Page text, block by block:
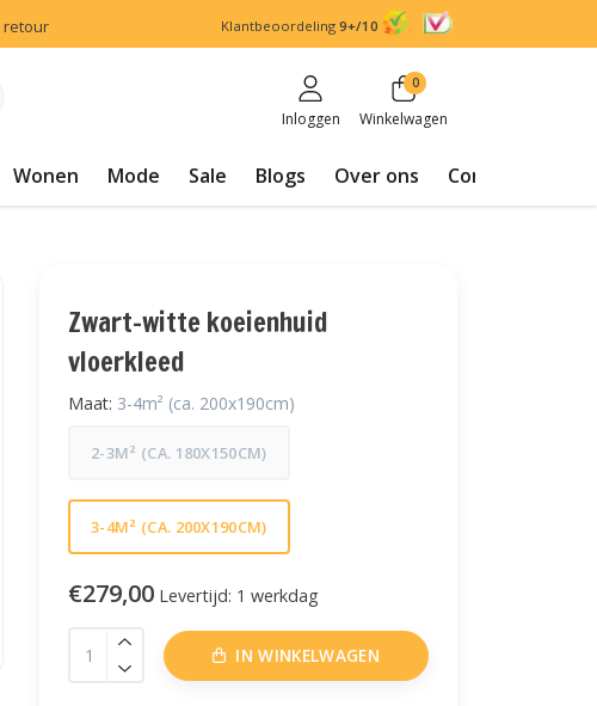
retour Klantbeoordeling 9+/10
Inloggen
0
Winkelwagen
Wonen Mode Sale Blogs Over ons Contact
Zwart-witte koeienhuid
vloerkleed
Maat: 3-4m² (ca. 200x190cm)
2-3M² (CA. 180X150CM)
3-4M² (CA. 200X190CM)
€279,00 Levertijd: 1 werkdag
IN WINKELWAGEN